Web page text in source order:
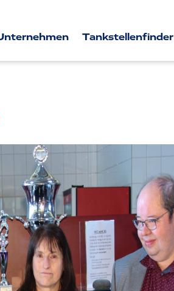
Tankstellenfinder